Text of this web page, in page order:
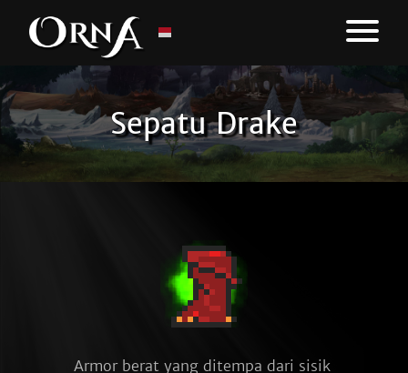
Sepatu Drake
Armor berat yang ditempa dari sisik